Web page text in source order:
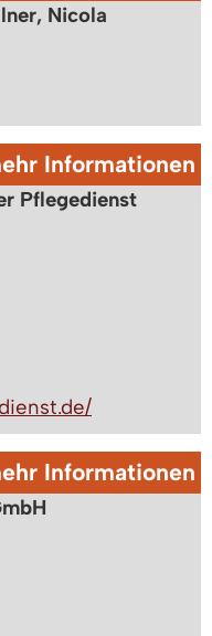
Nicola
Informationen
Pflegedienst
Informationen